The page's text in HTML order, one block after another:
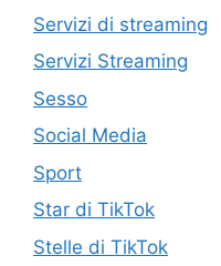
Servizi di streaming
Servizi Streaming
Sesso
Social Media
Sport
Star di TikTok
Stelle di TikTok